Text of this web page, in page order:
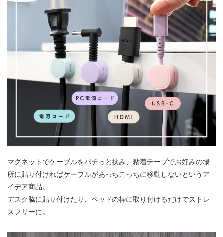
マグネットでケーブルをパチっと挟み、粘着テープでお好みの場
所に貼り付ければケーブルがあっちこっちに移動しないというア
イデア商品。
デスク脇に貼り付けたり、ベッドの枠に取り付けるだけでストレ
スフリーに。